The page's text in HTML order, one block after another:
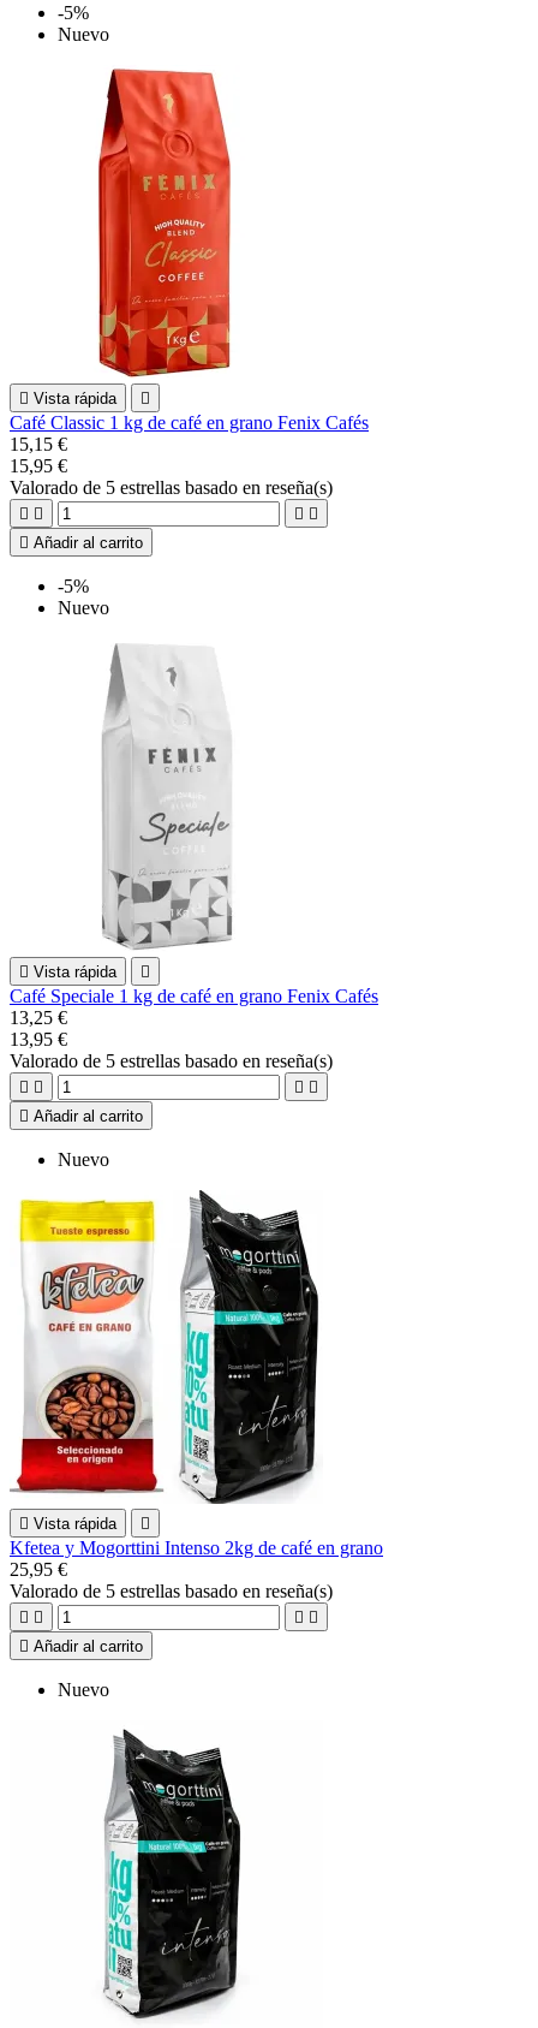
-5%
Nuevo
 Vista rápida 
Café Classic 1 kg de café en grano Fenix Cafés
15,15 €
15,95 €
Valorado de 5 estrellas basado en reseña(s)
   
 Añadir al carrito
-5%
Nuevo
 Vista rápida 
Café Speciale 1 kg de café en grano Fenix Cafés
13,25 €
13,95 €
Valorado de 5 estrellas basado en reseña(s)
   
 Añadir al carrito
Nuevo
 Vista rápida 
Kfetea y Mogorttini Intenso 2kg de café en grano
25,95 €
Valorado de 5 estrellas basado en reseña(s)
   
 Añadir al carrito
Nuevo